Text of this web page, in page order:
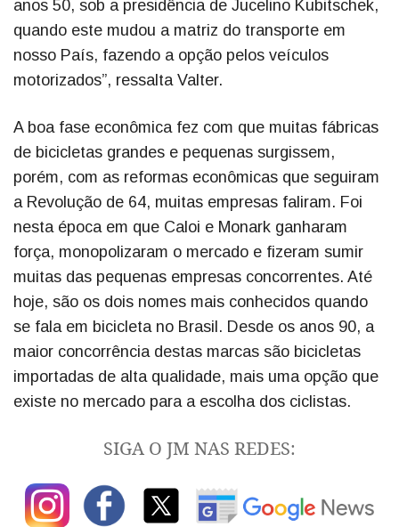
anos 50, sob a presidência de Jucelino Kubitschek,
quando este mudou a matriz do transporte em
nosso País, fazendo a opção pelos veículos
motorizados”, ressalta Valter.
A boa fase econômica fez com que muitas fábricas
de bicicletas grandes e pequenas surgissem,
porém, com as reformas econômicas que seguiram
a Revolução de 64, muitas empresas faliram. Foi
nesta época em que Caloi e Monark ganharam
força, monopolizaram o mercado e fizeram sumir
muitas das pequenas empresas concorrentes. Até
hoje, são os dois nomes mais conhecidos quando
se fala em bicicleta no Brasil. Desde os anos 90, a
maior concorrência destas marcas são bicicletas
importadas de alta qualidade, mais uma opção que
existe no mercado para a escolha dos ciclistas.
SIGA O JM NAS REDES: